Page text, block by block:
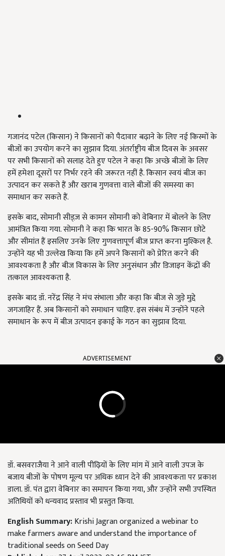
गजानंद पटेल (किसान) ने किसानों को पैदावार बढ़ाने के लिए नई किस्मों के
बीजों का उपयोग करने का सुझाव दिया. अंतर्राष्ट्रीय बीज दिवस के अवसर
पर सभी किसानों को सलाह देते हुए पटेल ने कहा कि अच्छे बीजों के लिए
हमें हमेशा दूसरों पर निर्भर रहने की जरूरत नहीं है. किसान स्वयं बीज का
उत्पादन कर सकते हैं और खराब गुणवत्ता वाले बीजों की समस्या का
समाधान कर सकते हैं.
इसके बाद, सोमानी सीड्ज़ से कामन सोमानी को वेबिनार में बोलने के लिए
आमंत्रित किया गया. सोमानी ने कहा कि भारत के 85-90% किसान छोटे
और सीमांत हैं इसलिए उनके लिए गुणवत्तापूर्ण बीज प्राप्त करना मुश्किल है.
उन्होंने यह भी उल्लेख किया कि हमें अपने किसानों को प्रेरित करने की
आवश्यकता है और बीज विकास के लिए अनुसंधान और डिजाइन केंद्रों की
तत्काल आवश्यकता है.
इसके बाद डॉ. नरेंद्र सिंह ने मंच संभाला और कहा कि बीज से जुड़े मुद्दे
जगजाहिर हैं. अब किसानों को समाधान चाहिए. इस संबंध में उन्होंने पहले
समाधान के रूप में बीज उत्पादन इकाई के गठन का सुझाव दिया.
ADVERTISEMENT
डॉ. बसवराजैया ने आने वाली पीढ़ियों के लिए मांग में आने वाली उपज के
बजाय बीजों के पोषण मूल्य पर अधिक ध्यान देने की आवश्यकता पर प्रकाश
डाला. डॉ. पंत द्वारा वेबिनार का समापन किया गया, और उन्होंने सभी उपस्थित
अतिथियों को धन्यवाद प्रस्ताव भी प्रस्तुत किया.
English Summary:Krishi Jagran organized a webinar to
make farmers aware and understand the importance of
traditional seeds on Seed Day